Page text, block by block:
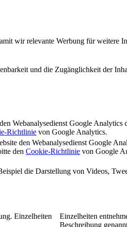
wir relevante Werbung für weitere
und die Zugänglichkeit der
Webanalysedienst Google
Richtlinie von Google Analytics.
den Webanalysedienst Google
den Cookie-Richtlinie von Google
die Darstellung von Videos,
Einzelheiten
Einzelheiten
Beschreibung